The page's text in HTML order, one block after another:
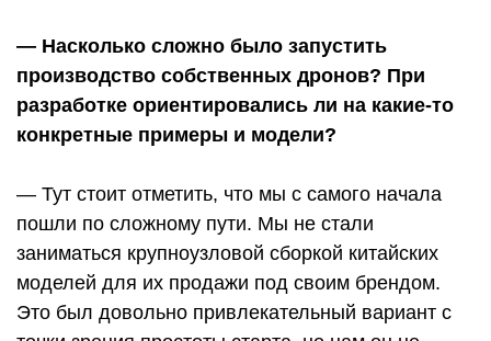
— Насколько сложно было запустить
производство собственных дронов? При
разработке ориентировались ли на какие-то
конкретные примеры и модели?
— Тут стоит отметить, что мы с самого начала
пошли по сложному пути. Мы не стали
заниматься крупноузловой сборкой китайских
моделей для их продажи под своим брендом.
Это был довольно привлекательный вариант с